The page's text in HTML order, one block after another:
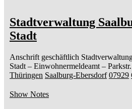
Stadtverwaltung
Stadt
Anschrift geschäftlich
Stadt – Einwohnermeldeamt – Parkstr.
Thüringen Saalburg-Ebersdorf 07929
Show Notes